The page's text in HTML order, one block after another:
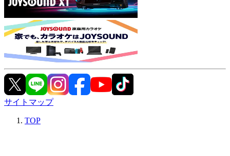
サイトマップ
TOP